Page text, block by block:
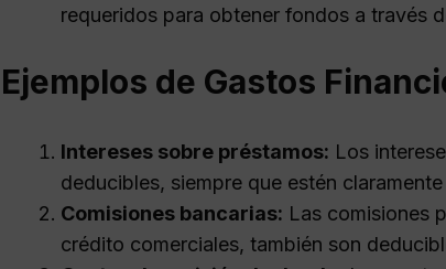
requeridos para obtener fondos a través
Ejemplos de Gastos
Intereses sobre préstamos: Los
deducibles, siempre que estén
Comisiones bancarias: Las comisiones
crédito comerciales, también son